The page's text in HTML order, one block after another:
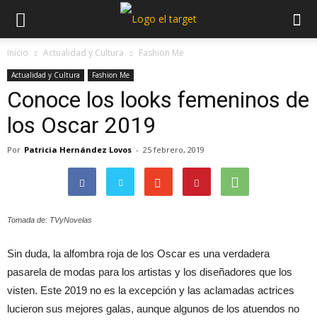
Inicio Actualidad y Cultura Fashion Me
Actualidad y Cultura Fashion Me
Conoce los looks femeninos de
los Oscar 2019
Por Patricia Hernández Lovos - 25 febrero, 2019
Tomada de: TVyNovelas
Sin duda, la alfombra roja de los Oscar es una verdadera
pasarela de modas para los artistas y los diseñadores que los
visten. Este 2019 no es la excepción y las aclamadas actrices
lucieron sus mejores galas, aunque algunos de los atuendos no